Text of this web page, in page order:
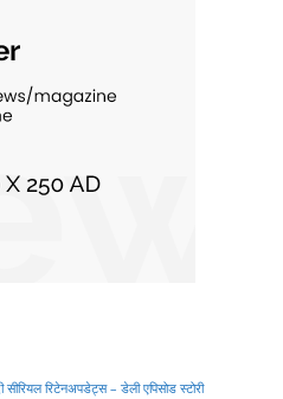
सीरियल रिटेनअपडेट्स – डेली एपिसोड स्टोरी